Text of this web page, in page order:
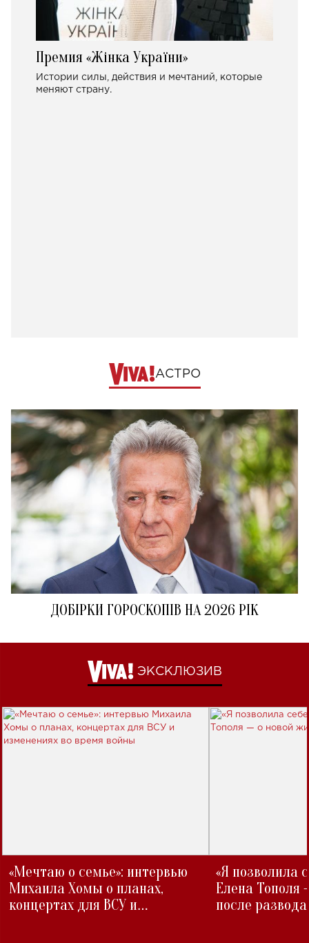
Премия «Жінка України»
Истории силы, действия и мечтаний, которые
меняют страну.
АСТРО
ДОБІРКИ ГОРОСКОПІВ НА 2026 РІК
ЭКСКЛЮЗИВ
«Мечтаю о семье»: интервью
Михаила Хомы о планах,
концертах для ВСУ и
«Я позволила
Елена Тополя
после развода